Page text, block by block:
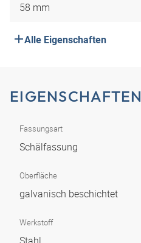
58 mm
Alle Eigenschaften
EIGENSCHAFTEN
Fassungsart
Schälfassung
Oberfläche
galvanisch beschichtet
Werkstoff